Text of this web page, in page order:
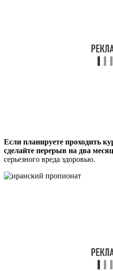
Если планируете проходить
сделайте перерыв на два
серьезного вреда здоровью.